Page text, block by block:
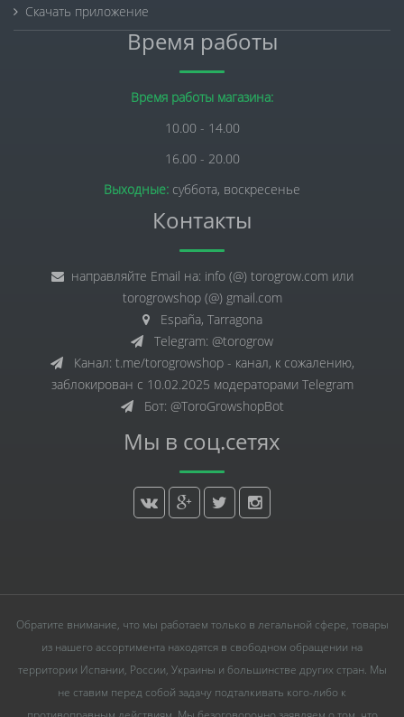
Скачать приложение
Время работы
Время работы магазина:
10.00 - 14.00
16.00 - 20.00
Выходные: суббота, воскресенье
Контакты
направляйте Email на: info (@) torogrow.com или
torogrowshop (@) gmail.com
España, Tarragona
Telegram: @torogrow
Канал: t.me/torogrowshop - канал, к сожалению,
заблокирован с 10.02.2025 модераторами Telegram
Бот: @ToroGrowshopBot
Мы в соц.сетях
Обратите внимание, что мы работаем только в легальной сфере, товары
из нашего ассортимента находятся в свободном обращении на
территории Испании, России, Украины и большинстве других стран. Мы
не ставим перед собой задачу подталкивать кого-либо к